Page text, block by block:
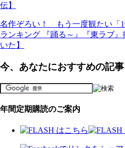
伝】
名作ぞろい！ もう一度観たい「
ランキング 『踊る～』『東ラブ』
いた】
今、あなたにおすすめの記事
年間定期購読のご案内